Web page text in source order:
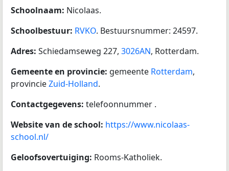
Schoolnaam: Nicolaas.
Schoolbestuur: RVKO. Bestuursnummer: 24597.
Adres: Schiedamseweg 227, 3026AN, Rotterdam.
Gemeente en provincie: gemeente Rotterdam,
provincieZuid-Holland.
Contactgegevens: telefoonnummer .
Website van de school: https://www.nicolaas-
school.nl/
Geloofsovertuiging: Rooms-Katholiek.